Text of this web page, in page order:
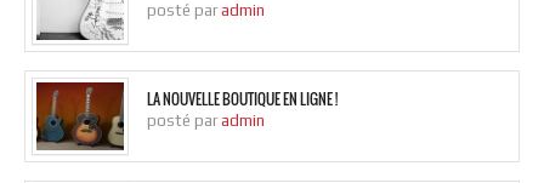
posté par admin
LA NOUVELLE BOUTIQUE EN LIGNE !
posté par admin